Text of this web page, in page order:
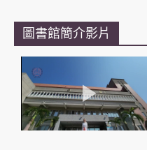
圖書館簡介影片